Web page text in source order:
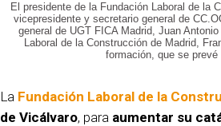
El presidente de la Fundación Laboral de la
vicepresidente y secretario general de
general de UGT FICA Madrid, Juan
Laboral de la Construcción de Madrid,
formación, que se
La Fundación Laboral de la
de Vicálvaro, para aumentar su